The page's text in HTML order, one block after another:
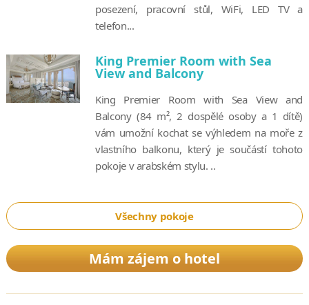
posezení, pracovní stůl, WiFi, LED TV a
telefon...
King Premier Room with Sea
View and Balcony
King Premier Room with Sea View and
Balcony (84 m², 2 dospělé osoby a 1 dítě)
vám umožní kochat se výhledem na moře z
vlastního balkonu, který je součástí tohoto
pokoje v arabském stylu. ..
Všechny pokoje
Mám zájem o hotel